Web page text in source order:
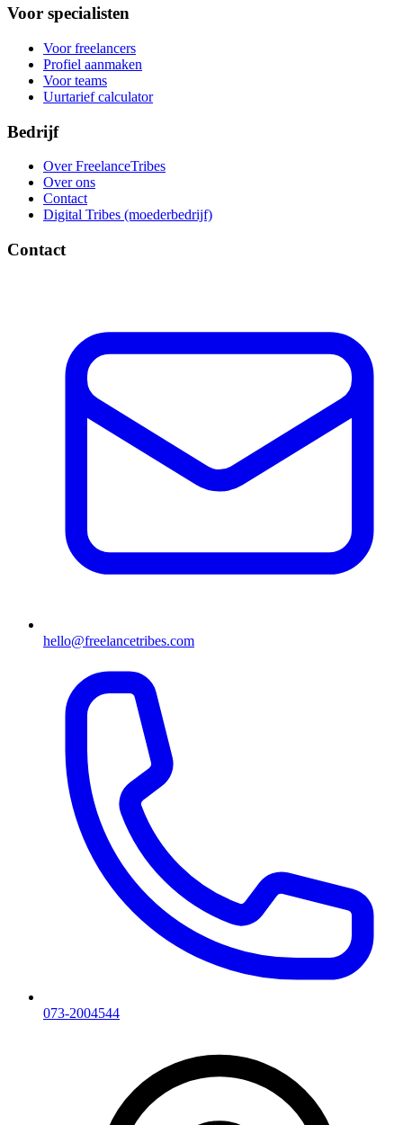
Voor specialisten
Voor freelancers
Profiel aanmaken
Voor teams
Uurtarief calculator
Bedrijf
Over FreelanceTribes
Over ons
Contact
Digital Tribes (moederbedrijf)
Contact
hello@freelancetribes.com
073-2004544